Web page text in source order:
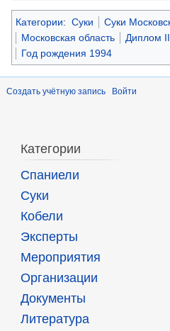
Категории: Суки
Суки
Московская область
Диплом
Год рождения 1994
Создать учётную запись Войти
Категории
Спаниели
Суки
Кобели
Эксперты
Мероприятия
Организации
Документы
Литература